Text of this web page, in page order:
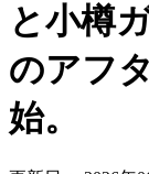
と小樽
のアフ
始。